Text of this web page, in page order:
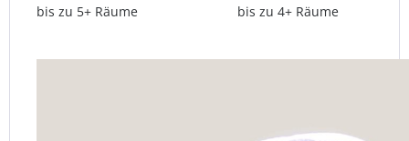
bis zu 5+ Räume
bis zu 4+ Räume